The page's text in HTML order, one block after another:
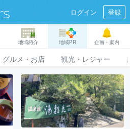
ログイン 登録
地域紹介 地域PR 企画・案内
グルメ・お店 観光・レジャー